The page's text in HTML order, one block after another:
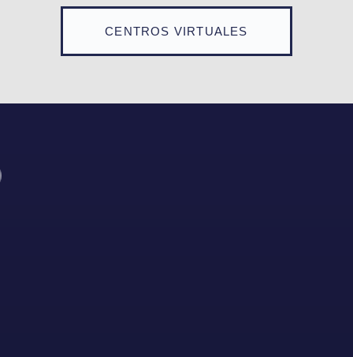
CENTROS VIRTUALES